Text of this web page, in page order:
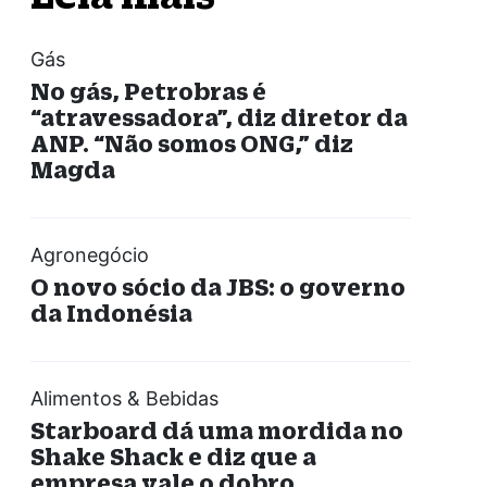
Gás
No gás, Petrobras é
“atravessadora”, diz diretor da
ANP. “Não somos ONG,” diz
Magda
Agronegócio
O novo sócio da JBS: o governo
da Indonésia
Alimentos & Bebidas
Starboard dá uma mordida no
Shake Shack e diz que a